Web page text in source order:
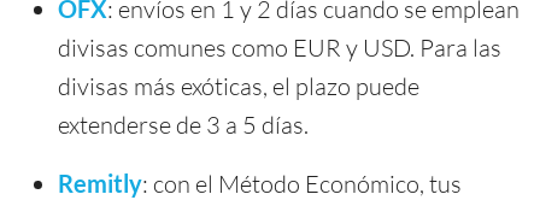
OFX: envíos en 1 y 2 días cuando se emplean
divisas comunes como EUR y USD. Para las
divisas más exóticas, el plazo puede
extenderse de 3 a 5 días.
Remitly: con el Método Económico, tus